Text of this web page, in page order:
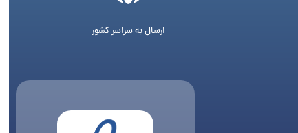
ارسال به سراسر کشور